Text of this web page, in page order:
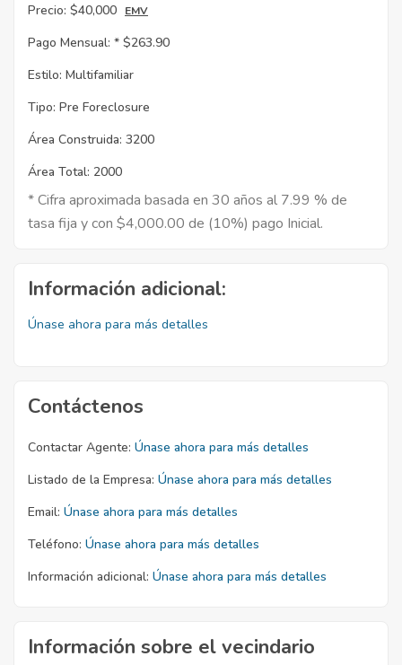
Precio: $40,000 EMV
Pago Mensual: * $263.90
Estilo: Multifamiliar
Tipo: Pre Foreclosure
Área Construida: 3200
Área Total: 2000
* Cifra aproximada basada en 30 años al 7.99 % de
tasa fija y con $4,000.00 de (10%) pago Inicial.
Información adicional:
Únase ahora para más detalles
Contáctenos
Contactar Agente: Únase ahora para más detalles
Listado de la Empresa: Únase ahora para más detalles
Email: Únase ahora para más detalles
Teléfono: Únase ahora para más detalles
Información adicional: Únase ahora para más detalles
Información sobre el vecindario